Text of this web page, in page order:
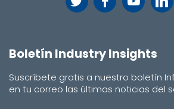
Boletín Industry Insights
Suscríbete gratis a nuestro boletín
en tu correo las últimas noticias del